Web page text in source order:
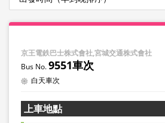
京王電鉄巴士株式會社,宮城交通株式會社
9551車次
白天車次
上車地點